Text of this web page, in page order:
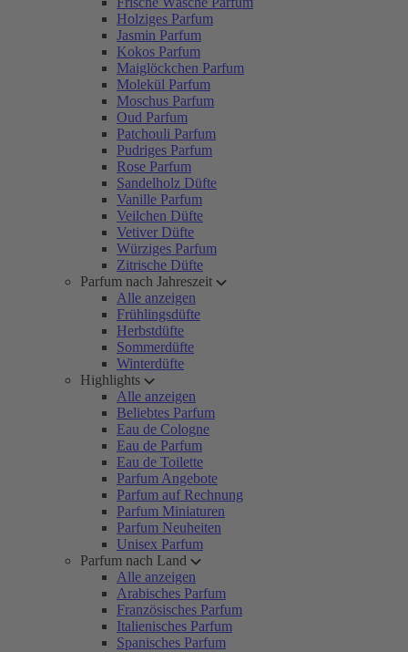
Holziges Parfum
Jasmin Parfum
Kokos Parfum
Maiglöckchen Parfum
Molekül Parfum
Moschus Parfum
Oud Parfum
Patchouli Parfum
Pudriges Parfum
Rose Parfum
Sandelholz Düfte
Vanille Parfum
Veilchen Düfte
Vetiver Düfte
Würziges Parfum
Zitrische Düfte
Parfum nach Jahreszeit
Alle anzeigen
Frühlingsdüfte
Herbstdüfte
Sommerdüfte
Winterdüfte
Highlights
Alle anzeigen
Beliebtes Parfum
Eau de Cologne
Eau de Parfum
Eau de Toilette
Parfum Angebote
Parfum auf Rechnung
Parfum Miniaturen
Parfum Neuheiten
Unisex Parfum
Parfum nach Land
Alle anzeigen
Arabisches Parfum
Französisches Parfum
Italienisches Parfum
Spanisches Parfum